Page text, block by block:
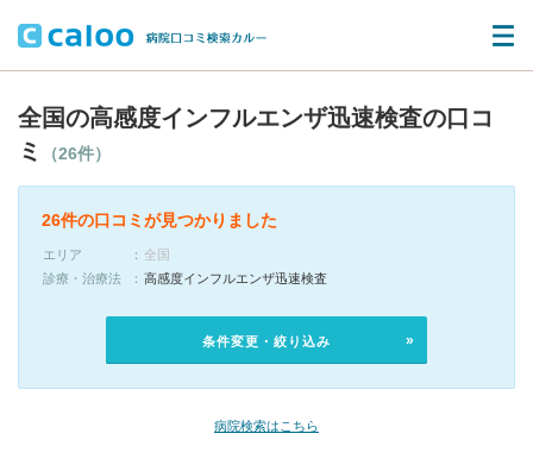
全国の高感度インフルエンザ迅速検査の口コ
ミ
（26件）
26件の口コミが見つかりました
エリア
全国
診療・治療法
高感度インフルエンザ迅速検査
条件変更・絞り込み
病院検索はこちら